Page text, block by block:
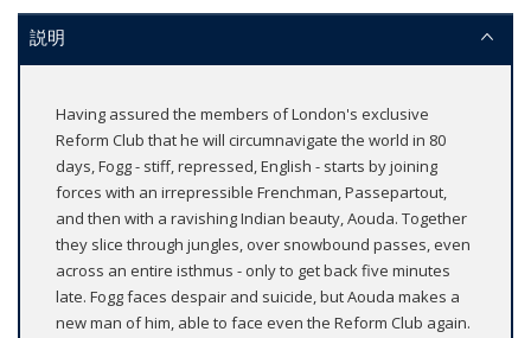
説明
Having assured the members of London's exclusive
Reform Club that he will circumnavigate the world in 80
days, Fogg - stiff, repressed, English - starts by joining
forces with an irrepressible Frenchman, Passepartout,
and then with a ravishing Indian beauty, Aouda. Together
they slice through jungles, over snowbound passes, even
across an entire isthmus - only to get back five minutes
late. Fogg faces despair and suicide, but Aouda makes a
new man of him, able to face even the Reform Club again.